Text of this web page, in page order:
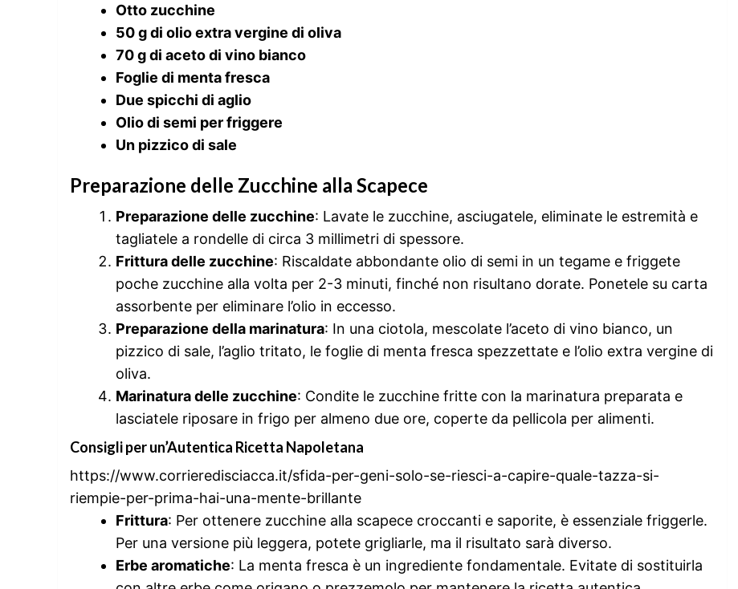
Otto zucchine
50 g di olio extra vergine di oliva
70 g di aceto di vino bianco
Foglie di menta fresca
Due spicchi di aglio
Olio di semi per friggere
Un pizzico di sale
Preparazione delle Zucchine alla Scapece
Preparazione delle zucchine: Lavate le zucchine, asciugatele, eliminate le estremità e
tagliatele a rondelle di circa 3 millimetri di spessore.
Frittura delle zucchine: Riscaldate abbondante olio di semi in un tegame e friggete
poche zucchine alla volta per 2-3 minuti, finché non risultano dorate. Ponetele su carta
assorbente per eliminare l’olio in eccesso.
Preparazione della marinatura: In una ciotola, mescolate l’aceto di vino bianco, un
pizzico di sale, l’aglio tritato, le foglie di menta fresca spezzettate e l’olio extra vergine di
oliva.
Marinatura delle zucchine: Condite le zucchine fritte con la marinatura preparata e
lasciatele riposare in frigo per almeno due ore, coperte da pellicola per alimenti.
Consigli per un’Autentica Ricetta Napoletana
https://www.corrieredisciacca.it/sfida-per-geni-solo-se-riesci-a-capire-quale-tazza-si-
riempie-per-prima-hai-una-mente-brillante
Frittura: Per ottenere zucchine alla scapece croccanti e saporite, è essenziale friggerle.
Per una versione più leggera, potete grigliarle, ma il risultato sarà diverso.
Erbe aromatiche: La menta fresca è un ingrediente fondamentale. Evitate di sostituirla